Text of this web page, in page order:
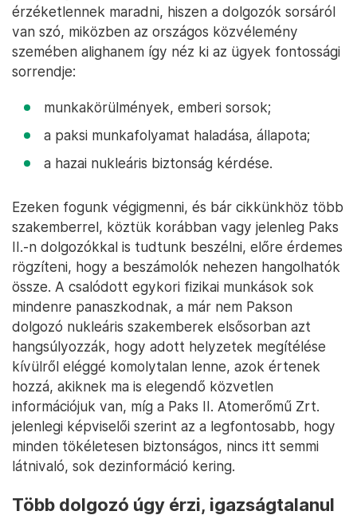
érzéketlennek maradni, hiszen a dolgozók sorsáról
van szó, miközben az országos közvélemény
szemében alighanem így néz ki az ügyek fontossági
sorrendje:
munkakörülmények, emberi sorsok;
a paksi munkafolyamat haladása, állapota;
a hazai nukleáris biztonság kérdése.
Ezeken fogunk végigmenni, és bár cikkünkhöz több
szakemberrel, köztük korábban vagy jelenleg Paks
II.-n dolgozókkal is tudtunk beszélni, előre érdemes
rögzíteni, hogy a beszámolók nehezen hangolhatók
össze. A csalódott egykori fizikai munkások sok
mindenre panaszkodnak, a már nem Pakson
dolgozó nukleáris szakemberek elsősorban azt
hangsúlyozzák, hogy adott helyzetek megítélése
kívülről eléggé komolytalan lenne, azok értenek
hozzá, akiknek ma is elegendő közvetlen
információjuk van, míg a Paks II. Atomerőmű Zrt.
jelenlegi képviselői szerint az a legfontosabb, hogy
minden tökéletesen biztonságos, nincs itt semmi
látnivaló, sok dezinformáció kering.
Több dolgozó úgy érzi, igazságtalanul